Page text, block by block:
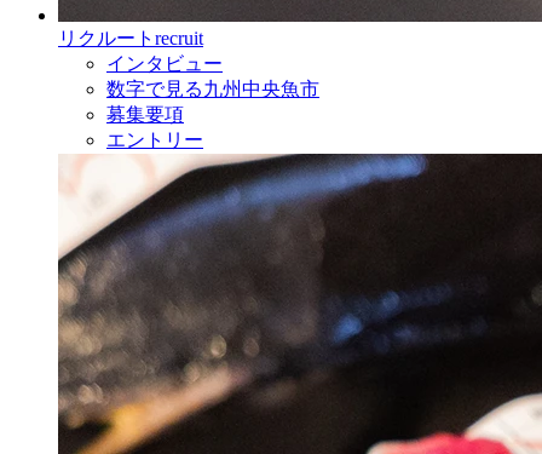
リクルート recruit
インタビュー
数字で見る九州中央魚市
募集要項
エントリー